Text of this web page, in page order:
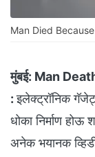
Man Died
मुंबई: Man
:इलेक्ट्रॉनिक
धोका निर्माण होऊ
अनेक भयानक